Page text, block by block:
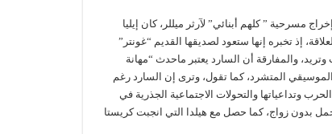
مسرحية ” كلهم أبنائي” لآرثر ميللر، كان إيليا
إذ تخبره إنها ستعود لصديقها القديم “غونتر”
والمفارقة أن السارد يعتبر ماحدث “مهانة
المتشرد، كما تقول، وترى إن السارد رغم
وتداعياتها والتحولات الاجتماعية الجذرية في
بدون زواج، كما حصل مع هيلدا التي انجبت كريستا